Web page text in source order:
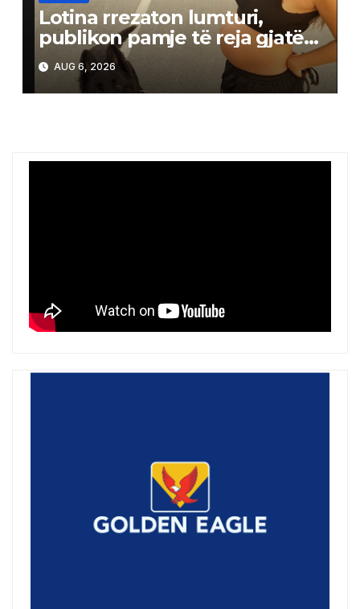
Lotina rrezaton lumturi,
publikon pamje të reja gjatë
shtatzënisë
AUG 6, 2026